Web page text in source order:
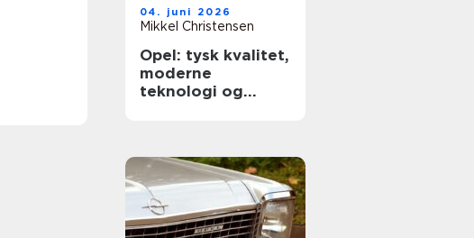
04. juni 2026
Mikkel Christensen
Opel: tysk kvalitet,
moderne
teknologi og